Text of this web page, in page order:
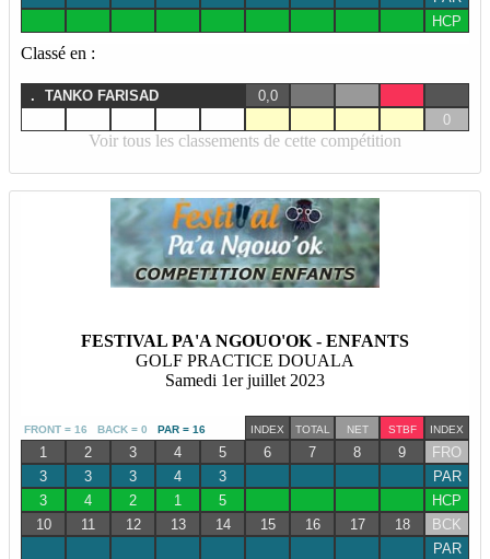
HCP
Classé en :
. TANKO FARISAD
0,0
0
Voir tous les classements de cette compétition
FESTIVAL PA'A NGOUO'OK - ENFANTS
GOLF PRACTICE DOUALA
Samedi 1er juillet 2023
FRONT = 16 BACK = 0 PAR = 16 INDEX TOTAL NET STBF INDEX
1 2 3 4 5 6 7 8 9
FRO
3
3 3 4 3
PAR
3
4 2 1 5
HCP
10
11 12 13 14 15 16 17 18
BCK
PAR